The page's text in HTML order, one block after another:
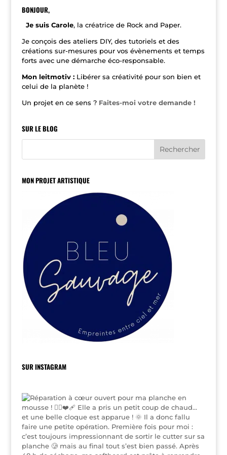
n
v
e
:
BONJOUR,
Je suis Carole, la créatrice de Rock and Paper.
Je conçois des ateliers DIY, des tutoriels et des
créations sur-mesures pour vos évènements et temps
forts avec une démarche éco-responsable.
Mon leitmotiv : Libérer sa créativité pour son bien et
celui de la planète !
Un projet en ce sens ? Faites-moi votre demande !
SUR LE BLOG
MON PROJET ARTISTIQUE
SUR INSTAGRAM